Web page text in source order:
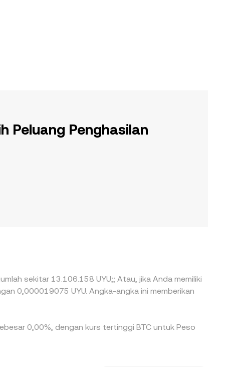
Peluang Penghasilan
sekitar 13.106.158 UYU;; Atau, jika Anda memiliki
0,000019075 UYU. Angka-angka ini memberikan
0,00%, dengan kurs tertinggi BTC untuk Peso